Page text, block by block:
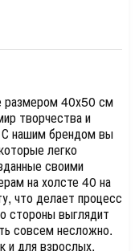
размером 40х50 см
творчества и
С нашим брендом вы
легко
своими
на холсте 40 на
что делает процесс
стороны выглядит
совсем несложно.
и для взрослых,